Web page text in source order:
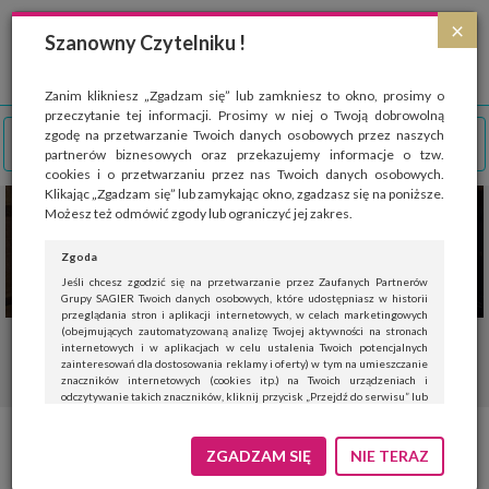
×
Szanowny Czytelniku !
Zanim klikniesz „Zgadzam się” lub zamkniesz to okno, prosimy o
przeczytanie tej informacji. Prosimy w niej o Twoją dobrowolną
zgodę na przetwarzanie Twoich danych osobowych przez naszych
partnerów biznesowych oraz przekazujemy informacje o tzw.
cookies i o przetwarzaniu przez nas Twoich danych osobowych.
Klikając „Zgadzam się” lub zamykając okno, zgadzasz się na poniższe.
Możesz też odmówić zgody lub ograniczyć jej zakres.
Zgoda
Jeśli chcesz zgodzić się na przetwarzanie przez Zaufanych Partnerów
Grupy SAGIER Twoich danych osobowych, które udostępniasz w historii
przeglądania stron i aplikacji internetowych, w celach marketingowych
(obejmujących zautomatyzowaną analizę Twojej aktywności na stronach
internetowych i w aplikacjach w celu ustalenia Twoich potencjalnych
zainteresowań dla dostosowania reklamy i oferty) w tym na umieszczanie
znaczników internetowych (cookies itp.) na Twoich urządzeniach i
odczytywanie takich znaczników, kliknij przycisk „Przejdź do serwisu” lub
Jeśli nie chcesz wyrazić zgody, kliknij „Nie teraz”.
Wyrażenie zgody jest dobrowolne. Możesz edytować zakres zgody, w tym
ZGADZAM SIĘ NIE TERAZ
Strona wykorzystuje pliki cookies, które służą głównie do celów statystycznych.
Wyrażając zgodę na używanie 'cookies', zezwalasz na zapisanie ich w pamięci
przeglądarki. Przejdź do
polityki cookies